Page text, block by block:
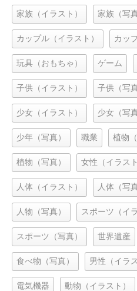
家族（イラスト） 家族（写真
カップル（イラスト） カッ
玩具（おもちゃ） ゲーム
子供（イラスト） 子供（写真
少女（イラスト） 少女（写真
少年（写真） 職業 植物
植物（写真） 女性（イラスト
人体（イラスト） 人体（写真
人物（写真） スポーツ（イ
スポーツ（写真） 世界遺産
食べ物（写真） 男性（イラ
電気機器 動物（イラスト）